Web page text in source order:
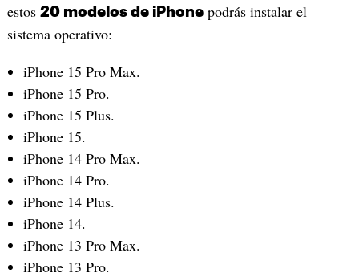
estos 20 modelos de iPhonepodrás instalar el
sistema operativo:
iPhone 15 Pro Max.
iPhone 15 Pro.
iPhone 15 Plus.
iPhone 15.
iPhone 14 Pro Max.
iPhone 14 Pro.
iPhone 14 Plus.
iPhone 14.
iPhone 13 Pro Max.
iPhone 13 Pro.